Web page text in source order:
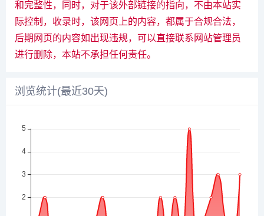
和完整性，同时，对于该外部链接的指向，不由本站实
际控制，收录时，该网页上的内容，都属于合规合法，
后期网页的内容如出现违规，可以直接联系网站管理员
进行删除，本站不承担任何责任。
浏览统计(最近30天)